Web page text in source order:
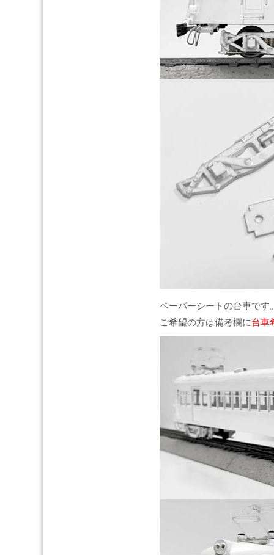
ペーパーシートの台車です
ご希望の方は備考欄に台車